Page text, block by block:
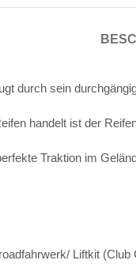
durch sein
handelt ist der
Traktion im
Liftkit